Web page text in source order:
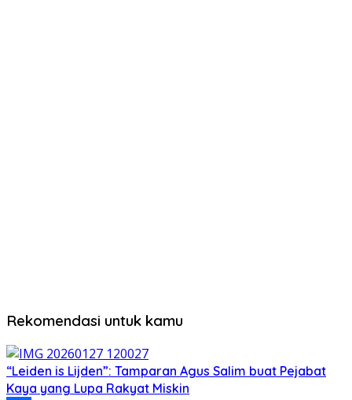
Rekomendasi untuk kamu
“Leiden is Lijden”: Tamparan Agus Salim buat Pejabat
Kaya yang Lupa Rakyat Miskin